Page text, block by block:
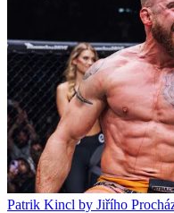
Patrik Kincl by Jiřího